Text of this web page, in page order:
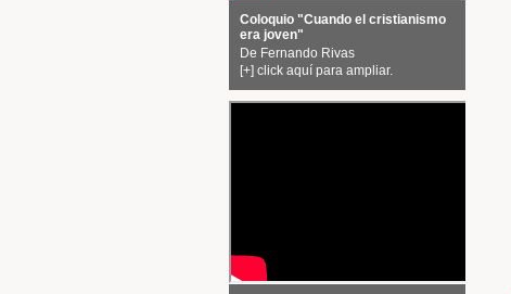
Coloquio "Cuando el cristianismo
era joven"
De Fernando Rivas
[+] click aquí para ampliar.